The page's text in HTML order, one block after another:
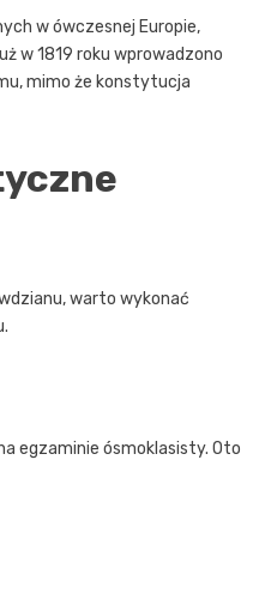
w ówczesnej Europie,
w 1819 roku wprowadzono
mimo że konstytucja
warto wykonać
egzaminie ósmoklasisty. Oto